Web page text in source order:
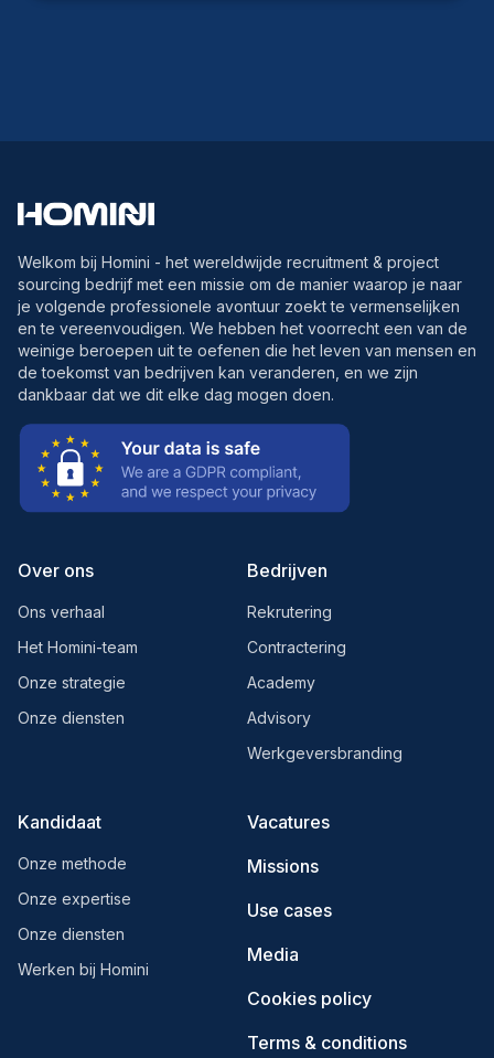
Welkom bij Homini - het wereldwijde recruitment & project
sourcing bedrijf met een missie om de manier waarop je naar
je volgende professionele avontuur zoekt te vermenselijken
en te vereenvoudigen. We hebben het voorrecht een van de
weinige beroepen uit te oefenen die het leven van mensen en
de toekomst van bedrijven kan veranderen, en we zijn
dankbaar dat we dit elke dag mogen doen.
Over ons
Ons verhaal
Het Homini-team
Onze strategie
Onze diensten
Bedrijven
Rekrutering
Contractering
Academy
Advisory
Werkgeversbranding
Kandidaat
Onze methode
Onze expertise
Onze diensten
Werken bij Homini
Vacatures
Missions
Use cases
Media
Cookies policy
Terms & conditions